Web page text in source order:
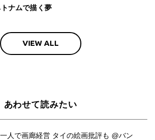
ナムで描く夢
VIEW ALL
あわせて読みたい
人で画廊経営 タイの絵画批評も @バン